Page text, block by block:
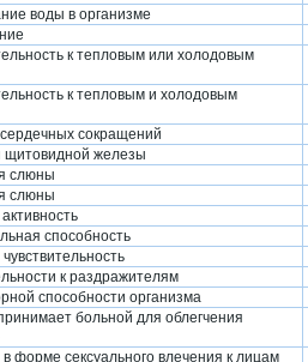
воды в организме
к тепловым или холодовым
к тепловым и холодовым
сокращений
щитовидной железы
слюны
слюны
способность
к раздражителям
способности организма
больной для облегчения
форме сексуального влечения к лицам